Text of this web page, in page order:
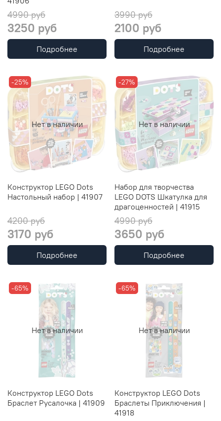
4990 руб
3250 руб
Подробнее
3990 руб
2100 руб
Подробнее
Нет в наличии
-25%
Конструктор LEGO Dots
Настольный набор | 41907
4200 руб
3170 руб
Подробнее
Нет в наличии
-27%
Набор для творчества
LEGO DOTS Шкатулка для
драгоценностей | 41915
4990 руб
3650 руб
Подробнее
Нет в наличии
-65%
Конструктор LEGO Dots
Браслет Русалочка | 41909
Нет в наличии
-65%
Конструктор LEGO Dots
Браслеты Приключения |
41918